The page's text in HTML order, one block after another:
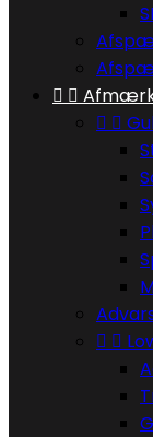
 
 
 